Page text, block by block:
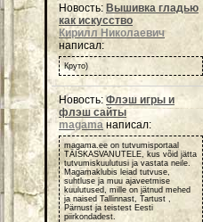
Новость: Вышивка гладью
как искусство
Кирилл Николаевич
написал:
Круто)
Новость:Флэш игры и
флэш сайты
magama написал:
magama.ee on tutvumisportaal
TÄISKASVANUTELE, kus võid jätta
tutvumiskuulutusi ja vastata neile.
Magamaklubis leiad tutvuse,
suhtluse ja muu ajaveetmise
kuulutused, mille on jätnud mehed
ja naised Tallinnast, Tartust ,
Pärnust ja teistest Eesti
piirkondadest.